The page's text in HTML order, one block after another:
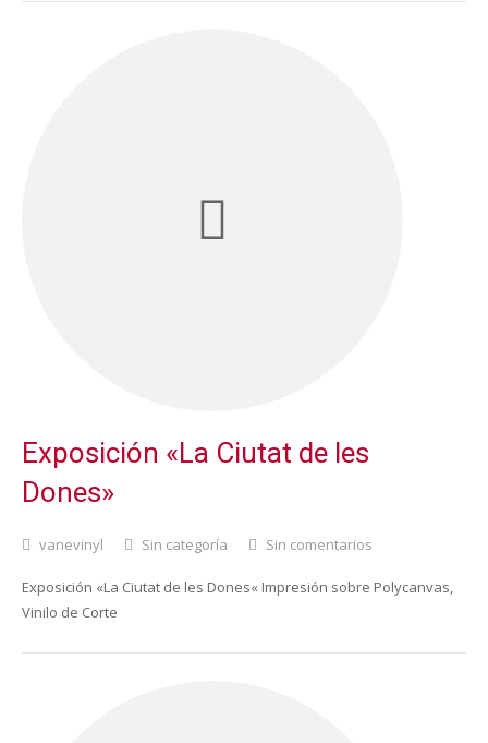
Exposición «La Ciutat de les
Dones»
vanevinyl Sin categoría Sin comentarios
Exposición «La Ciutat de les Dones« Impresión sobre Polycanvas,
Vinilo de Corte